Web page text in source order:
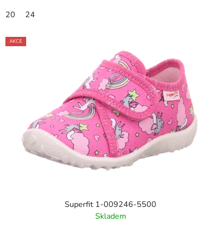
20 24
AKCE
Superfit 1-009246-5500
Skladem